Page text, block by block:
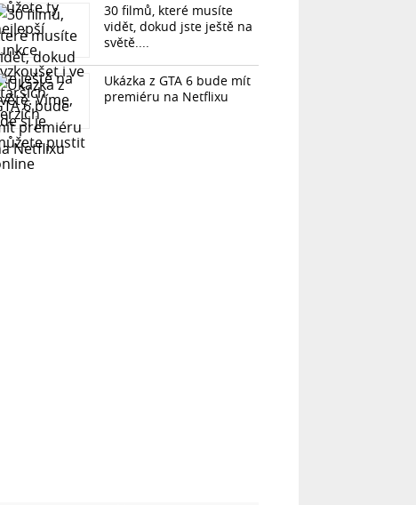
30 filmů, které musíte
vidět, dokud jste ještě na
světě....
Ukázka z GTA 6 bude mít
premiéru na Netflixu